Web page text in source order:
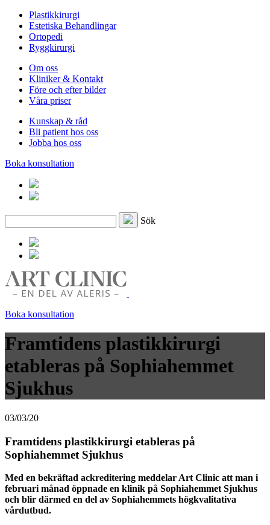
Plastikkirurgi
Estetiska Behandlingar
Ortopedi
Ryggkirurgi
Om oss
Kliniker & Kontakt
Före och efter bilder
Våra priser
Kunskap & råd
Bli patient hos oss
Jobba hos oss
Boka konsultation
Sök
Boka konsultation
Framtidens plastikkirurgi
etableras på Sophiahemmet
Sjukhus
03/03/20
Framtidens plastikkirurgi etableras på
Sophiahemmet Sjukhus
Med en bekräftad ackreditering meddelar Art Clinic att man i
februari månad öppnade en klinik på Sophiahemmet Sjukhus
och blir därmed en del av Sophiahemmets högkvalitativa
vårdutbud.